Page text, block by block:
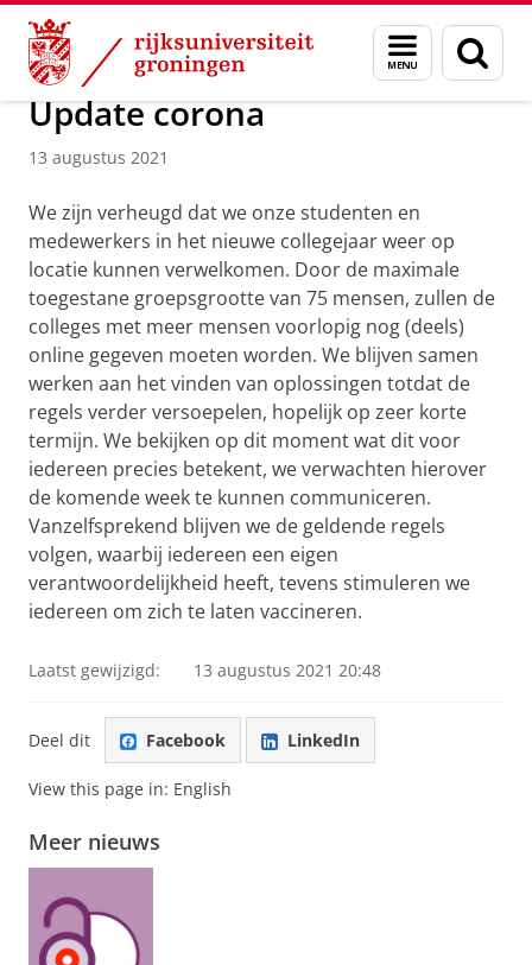
Skip
Content
Skip
Navigation
Menu
en
zoeken
Over ons Actueel Nieuws
Update corona
13 augustus 2021
We zijn verheugd dat we onze studenten en
medewerkers in het nieuwe collegejaar weer op
locatie kunnen verwelkomen. Door de maximale
toegestane groepsgrootte van 75 mensen, zullen de
colleges met meer mensen voorlopig nog (deels)
online gegeven moeten worden. We blijven samen
werken aan het vinden van oplossingen totdat de
regels verder versoepelen, hopelijk op zeer korte
termijn. We bekijken op dit moment wat dit voor
iedereen precies betekent, we verwachten hierover
de komende week te kunnen communiceren.
Vanzelfsprekend blijven we de geldende regels
volgen, waarbij iedereen een eigen
verantwoordelijkheid heeft, tevens stimuleren we
iedereen om zich te laten vaccineren.
Laatst gewijzigd: 13 augustus 2021 20:48
Deel dit Facebook LinkedIn
View this page in: English
Meer nieuws